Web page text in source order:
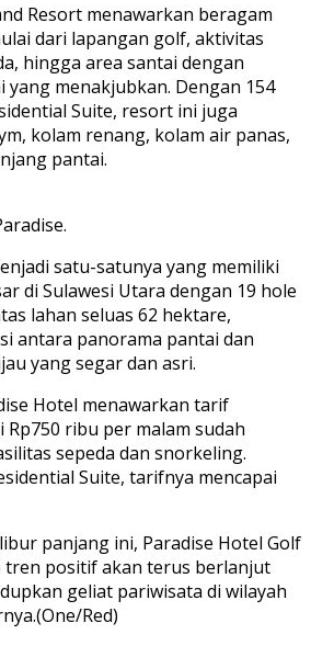
Resort menawarkan beragam
dari lapangan golf, aktivitas
hingga area santai dengan
yang menakjubkan. Dengan 154
Suite, resort ini juga
kolam renang, kolam air panas,
pantai.
satu-satunya yang memiliki
di Sulawesi Utara dengan 19 hole
lahan seluas 62 hektare,
antara panorama pantai dan
yang segar dan asri.
Hotel menawarkan tarif
ribu per malam sudah
sepeda dan snorkeling.
Suite, tarifnya mencapai
panjang ini, Paradise Hotel Golf
tren positif akan terus berlanjut
geliat pariwisata di wilayah
Red)